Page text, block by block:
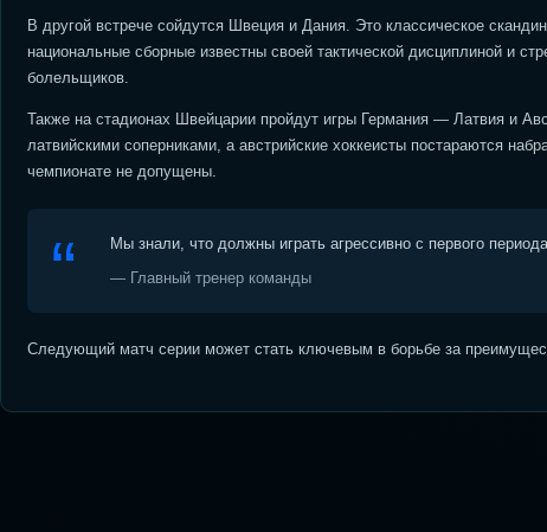
В другой встрече сойдутся Швеция и Дания. Это классическое
национальные сборные известны своей тактической дисциплиной и
болельщиков.
Также на стадионах Швейцарии пройдут игры Германия — Латвия и
латвийскими соперниками, а австрийские хоккеисты постараются
чемпионате не допущены.
Мы знали, что должны играть агрессивно с первого
— Главный тренер команды
Следующий матч серии может стать ключевым в борьбе за